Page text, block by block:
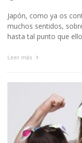
Japón, como ya os
muchos sentidos,
hasta tal punto que
Leer más